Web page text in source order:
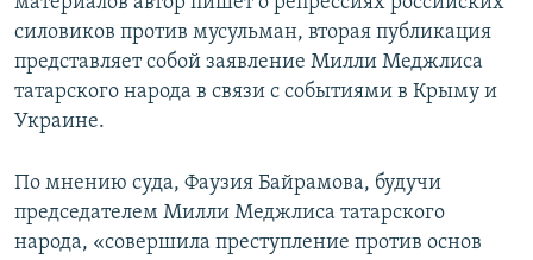
силовиков против мусульман, вторая публикация
представляет собой заявление Милли Меджлиса
татарского народа в связи с событиями в Крыму и
Украине.
По мнению суда, Фаузия Байрамова, будучи
председателем Милли Меджлиса татарского
народа, «совершила преступление против основ